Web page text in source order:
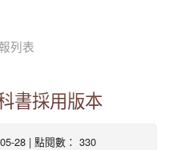
列表
書採用版本
28 | 點閱數： 330